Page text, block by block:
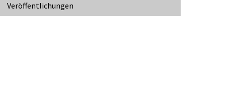
Veröffentlichungen